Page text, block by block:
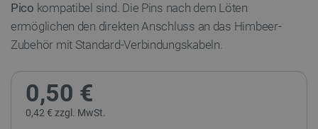
Pico kompatibel sind. Die Pins nach dem Löten
ermöglichen den direkten Anschluss an das Himbeer-
Zubehör mit Standard-Verbindungskabeln.
0,50 €
0,42 € zzgl. MwSt.